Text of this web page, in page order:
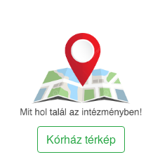
Kórház térkép